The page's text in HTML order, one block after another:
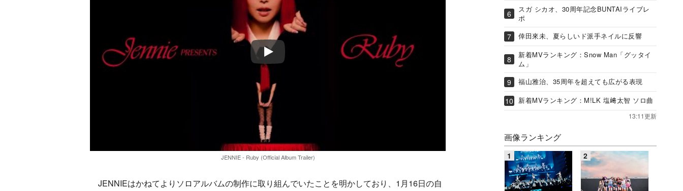
JENNIE - Ruby (Official Album Trailer)
JENNIEはかねてよりソロアルバムの制作に取り組んでいたことを明かしており、1月16日の自
スガ シカオ、30周年記念BUNTAIライブレ
ポ
倖田來未、夏らしいド派手ネイルに反響
新着MVランキング：Snow Man「グッタイ
ム」
福山雅治、35周年を超えても広がる表現
新着MVランキング：M!LK 塩﨑太智 ソロ曲
13:11更新
画像ランキング